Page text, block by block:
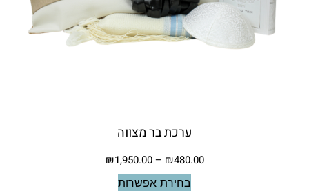
ערכת בר מצווה
₪480.00
–
₪1,950.00
בחירת אפשרות